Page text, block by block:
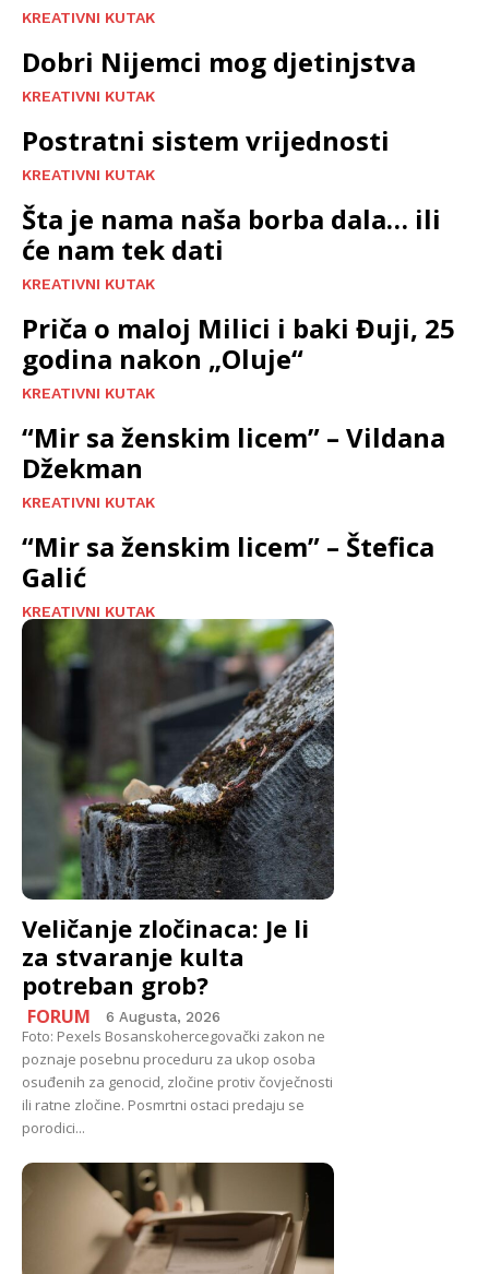
KREATIVNI KUTAK
Dobri Nijemci mog djetinjstva
KREATIVNI KUTAK
Postratni sistem vrijednosti
KREATIVNI KUTAK
Šta je nama naša borba dala… ili
će nam tek dati
KREATIVNI KUTAK
Priča o maloj Milici i baki Đuji, 25
godina nakon „Oluje“
KREATIVNI KUTAK
“Mir sa ženskim licem” – Vildana
Džekman
KREATIVNI KUTAK
“Mir sa ženskim licem” – Štefica
Galić
KREATIVNI KUTAK
Veličanje zločinaca: Je li
za stvaranje kulta
potreban grob?
FORUM 6 Augusta, 2026
Foto: Pexels Bosanskohercegovački zakon ne
poznaje posebnu proceduru za ukop osoba
osuđenih za genocid, zločine protiv čovječnosti
ili ratne zločine. Posmrtni ostaci predaju se
porodici...